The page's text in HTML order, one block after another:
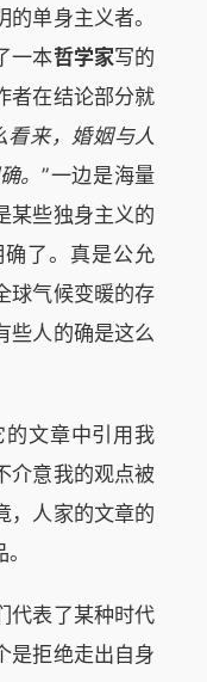
单身主义者。
一本哲学家写的
者在结论部分就
看来，婚姻与人
。 ”一边是海量
某些独身主义的
了。真是公允
球气候变暖的存
些人的确是这么
文章中引用我
介意我的观点被
，人家的文章的
代表了某种时代
是拒绝走出自身